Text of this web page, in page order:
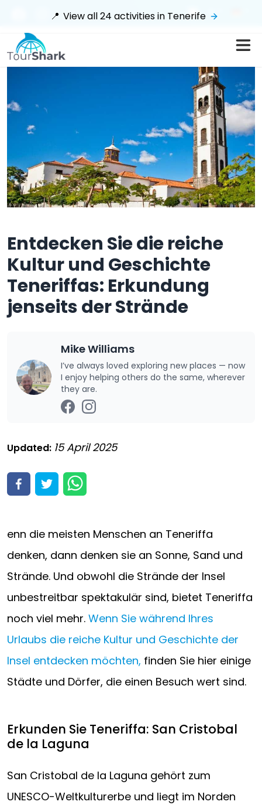
€
📍 View all24 activities in Tenerife
Entdecken Sie die reiche
Kultur und Geschichte
Teneriffas: Erkundung
jenseits der Strände
Mike Williams
I’ve always loved exploring new places — now
I enjoy helping others do the same, wherever
they are.
Updated: 15 April 2025
enn die meisten Menschen an Teneriffa
denken, dann denken sie an Sonne, Sand und
Strände. Und obwohl die Strände der Insel
unbestreitbar spektakulär sind, bietet Teneriffa
noch viel mehr. Wenn Sie während Ihres
Urlaubs die reiche Kultur und Geschichte der
Insel entdecken möchten, finden Sie hier einige
Städte und Dörfer, die einen Besuch wert sind.
Erkunden Sie Teneriffa: San Cristobal
de la Laguna
San Cristobal de la Laguna gehört zum
UNESCO-Weltkulturerbe und liegt im Norden